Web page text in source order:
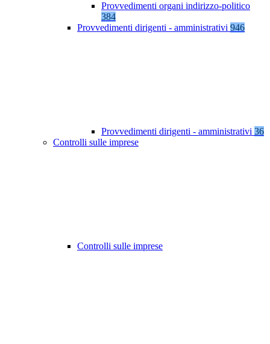
Provvedimenti organi indirizzo-politico
384
Provvedimenti dirigenti - amministrativi 946
Provvedimenti dirigenti - amministrativi 36
Controlli sulle imprese
Controlli sulle imprese